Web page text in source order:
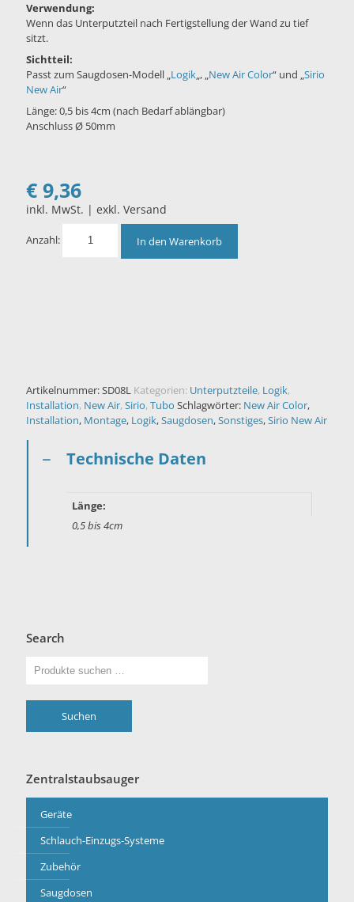
Verwendung:
Wenn das Unterputzteil nach Fertigstellung der Wand zu tief
sitzt.
Sichtteil:
Passt zum Saugdosen-Modell „Logik„, „New Air Color“ und „Sirio
New Air“
Länge: 0,5 bis 4cm (nach Bedarf ablängbar)
Anschluss Ø 50mm
€ 9,36
inkl. MwSt. | exkl. Versand
Anzahl: In den Warenkorb
Artikelnummer:SD08L Kategorien: Unterputzteile, Logik,
Installation, New Air, Sirio, Tubo Schlagwörter: New Air Color,
Installation, Montage, Logik,Saugdosen,Sonstiges,Sirio New Air
Technische Daten
Länge:
0,5 bis 4cm
Search
Suchen
Zentralstaubsauger
Geräte
Schlauch-Einzugs-Systeme
Zubehör
Saugdosen